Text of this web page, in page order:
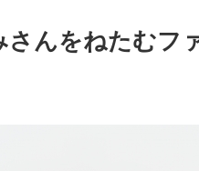
んをねたむフ